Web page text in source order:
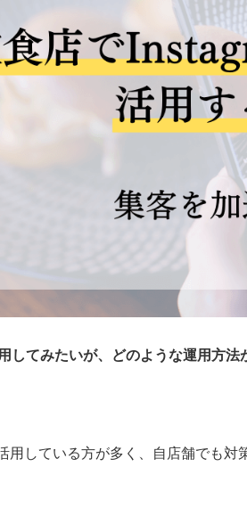
してみたいが、どのような運用方
用している方が多く、自店舗でも